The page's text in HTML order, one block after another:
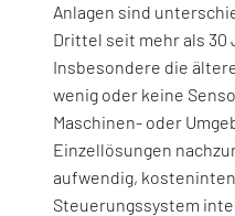
Anlagen sind
Drittel seit mehr als 30
Insbesondere die
wenig oder keine
Maschinen- oder
Einzellösungen
aufwendig,
Steuerungssystem